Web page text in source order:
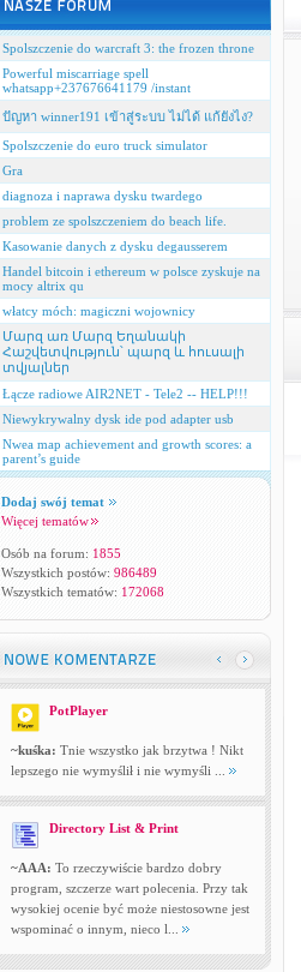
Spolszczenie do warcraft 3: the frozen throne
Powerful miscarriage spell
whatsapp+237676641179 /instant
ปัญหา winner191 เข้าสู่ระบบ ไม่ได้ แก้ยังไง?
Spolszczenie do euro truck simulator
Gra
diagnoza i naprawa dysku twardego
problem ze spolszczeniem do beach life.
Kasowanie danych z dysku degausserem
Handel bitcoin i ethereum w polsce zyskuje na
mocy altrix qu
włatcy móch: magiczni wojownicy
Մարզ առ Մարզ Եղանակի
Հաշվետվություն՝ պարզ և հուսալի
տվյալներ
Łącze radiowe AIR2NET - Tele2 -- HELP!!!
Niewykrywalny dysk ide pod adapter usb
Nwea map achievement and growth scores: a
parent’s guide
Dodaj swój temat
Więcej tematów
Osób na forum: 1855
Wszystkich postów: 986489
Wszystkich tematów: 172068
PotPlayer
~kuśka: Tnie wszystko jak brzytwa ! Nikt
lepszego nie wymyślił i nie wymyśli ...
Directory List & Print
~AAA: To rzeczywiście bardzo dobry
program, szczerze wart polecenia. Przy tak
wysokiej ocenie być może niestosowne jest
wspominać o innym, nieco l...